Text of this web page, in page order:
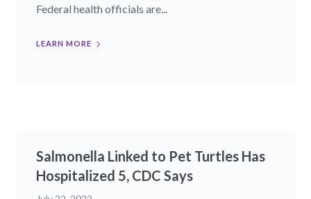
Federal health officials are...
LEARN MORE
Salmonella Linked to Pet Turtles Has
Hospitalized 5, CDC Says